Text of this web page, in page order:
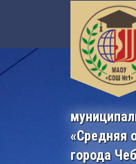
«Средняя
города